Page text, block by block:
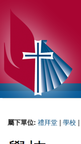
屬下單位: 禮拜堂 學校